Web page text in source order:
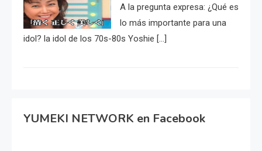
A la pregunta expresa: ¿Qué es
lo más importante para una
idol? la idol de los 70s-80s Yoshie […]
YUMEKI NETWORK en Facebook